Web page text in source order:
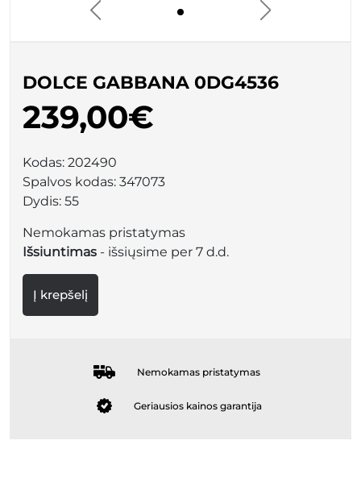
DOLCE GABBANA 0DG4536
239,00€
Kodas: 202490
Spalvos kodas: 347073
Dydis: 55
Nemokamas pristatymas
Išsiuntimas - išsiųsime per 7 d.d.
Į krepšelį
Nemokamas pristatymas
Geriausios kainos garantija